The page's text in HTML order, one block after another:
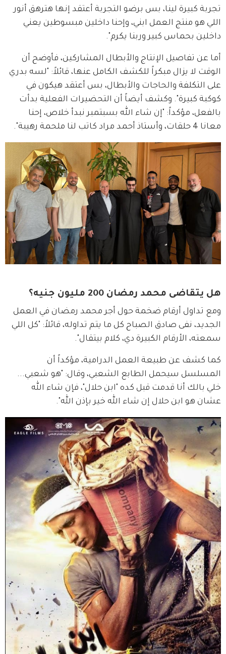
تجربة كبيرة لينا، بس برضو التجربة أعتقد إنها هترهق أنور
اللي هو منتج العمل ابني، وإحنا داخلين مبسوطين يعني
داخلين بحماس كبير وربنا يكرم".
أما عن تفاصيل الإنتاج والأبطال المشاركين، فأوضح أن
الوقت لا يزال مبكراً للكشف الكامل عنها، قائلاً: "لسه بدري
على التكلفة والحاجات والأبطال، بس أعتقد هيكون في
كوكبة كبيرة". وكشف أيضاً أن التحضيرات الفعلية بدأت
بالفعل، مؤكداً: "إن شاء الله بسبتمبر نبدأ خلاص، إحنا
معانا 4 حلقات، وأستاذ أحمد مراد كاتب لنا ملحمة رهيبة".
هل يتقاضى محمد رمضان 200 مليون جنيه؟
ومع تداول أرقام ضخمة حول أجر محمد رمضان في العمل
الجديد، نفى صادق الصباح كل ما يتم تداوله، قائلاً: "كل اللي
سمعته، الأرقام الكبيرة دي، كلام بيتقال".
كما كشف عن طبيعة العمل الدرامية، مؤكداً أن
المسلسل سيحمل الطابع الشعبي، وقال: "هو شعبي...
خلي بالك أنا قدمت قبل كده "ابن حلال"، فإن شاء الله
عشان هو ابن حلال إن شاء الله خير بإذن الله".